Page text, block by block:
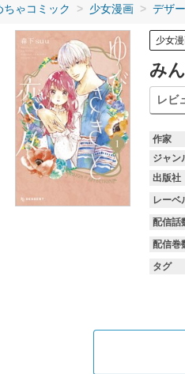
ちゃコミック 少女漫画 デザ
少女
み
レビ
作家
ジャン
出版社
レーベ
配信話
配信巻
タグ